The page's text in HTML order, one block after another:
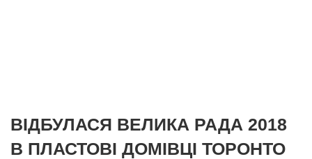
ВІДБУЛАСЯ ВЕЛИКА РАДА 2018
В ПЛАСТОВІ ДОМІВЦІ ТОРОНТО